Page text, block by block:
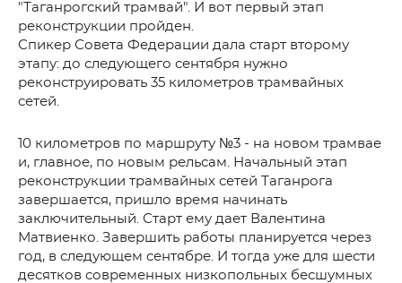
"Таганрогский трамвай". И вот первый этап
реконструкции пройден.
Спикер Совета Федерации дала старт второму
этапу: до следующего сентября нужно
реконструировать 35 километров трамвайных
сетей.
10 километров по маршруту №3 - на новом трамвае
и, главное, по новым рельсам. Начальный этап
реконструкции трамвайных сетей Таганрога
завершается, пришло время начинать
заключительный. Старт ему дает Валентина
Матвиенко. Завершить работы планируется через
год, в следующем сентябре. И тогда уже для шести
десятков современных низкопольных бесшумных